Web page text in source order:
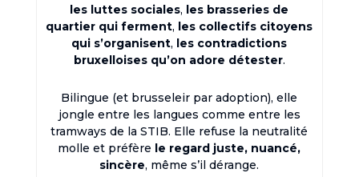
les luttes sociales, les brasseries de
quartier qui ferment, les collectifs citoyens
qui s’organisent, les contradictions
bruxelloises qu’on adore détester.
Bilingue (et brusseleir par adoption), elle
jongle entre les langues comme entre les
tramways de la STIB. Elle refuse la neutralité
molle et préfère le regard juste, nuancé,
sincère, même s’il dérange.